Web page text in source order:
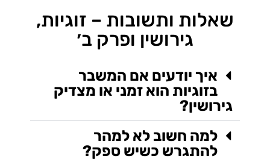
שאלות ותשובות – זוגיות,
גירושין ופרק ב׳
איך יודעים אם המשבר
בזוגיות הוא זמני או מצדיק
גירושין?
למה חשוב לא למהר
להתגרש כשיש ספק?